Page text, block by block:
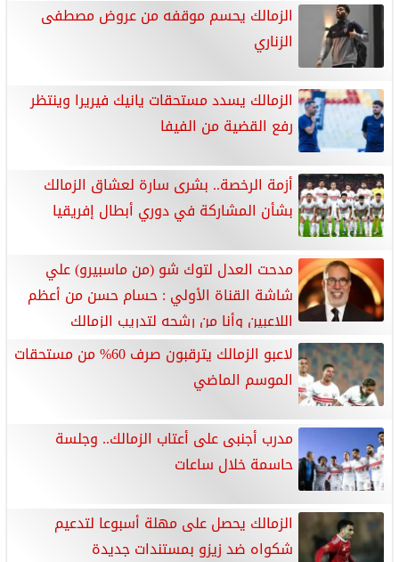
الزمالك يحسم موقفه من عروض مصطفى
الزناري
الزمالك يسدد مستحقات يانيك فيريرا وينتظر
رفع القضية من الفيفا
أزمة الرخصة.. بشرى سارة لعشاق الزمالك
بشأن المشاركة في دوري أبطال إفريقيا
مدحت العدل لتوك شو (من ماسبيرو) علي
شاشة القناة الأولي : حسام حسن من أعظم
اللاعبين وأنا من رشحه لتدريب الزمالك
لاعبو الزمالك يترقبون صرف 60% من مستحقات
الموسم الماضي
مدرب أجنبى على أعتاب الزمالك.. وجلسة
حاسمة خلال ساعات
الزمالك يحصل على مهلة أسبوعا لتدعيم
شكواه ضد زيزو بمستندات جديدة